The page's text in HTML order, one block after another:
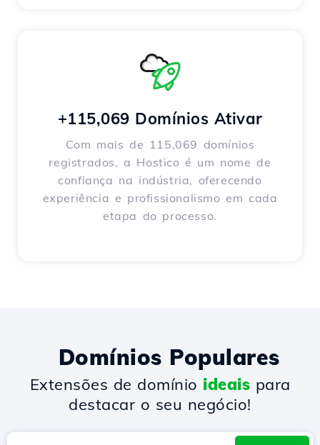
+115,069 Domínios Ativar
Com mais de 115,069 domínios
registrados, a Hostico é um nome de
confiança na indústria, oferecendo
experiência e profissionalismo em cada
etapa do processo.
Domínios Populares
Extensões de domínio ideais para
destacar o seu negócio!